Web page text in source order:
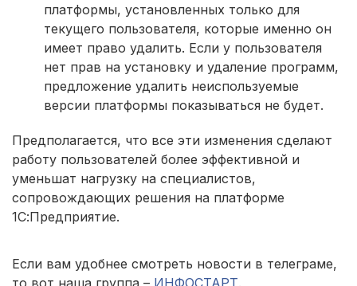
платформы, установленных только для
текущего пользователя, которые именно он
имеет право удалить. Если у пользователя
нет прав на установку и удаление программ,
предложение удалить неиспользуемые
версии платформы показываться не будет.
Предполагается, что все эти изменения сделают
работу пользователей более эффективной и
уменьшат нагрузку на специалистов,
сопровождающих решения на платформе
1С:Предприятие.
Если вам удобнее смотреть новости в телеграме,